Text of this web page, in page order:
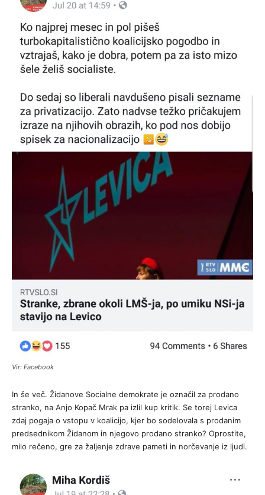
Vir: Facebook
In še več. Židanove Socialne demokrate je označil za prodano
stranko, na Anjo Kopač Mrak pa izlil kup kritik. Se torej Levica
zdaj pogaja o vstopu v koalicijo, kjer bo sodelovala s prodanim
predsednikom Židanom in njegovo prodano stranko? Oprostite,
milo rečeno, gre za žaljenje zdrave pameti in norčevanje iz ljudi.